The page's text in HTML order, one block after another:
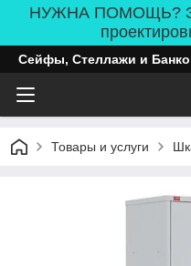
НУЖНА ПОМОЩЬ?
Сейфы, Стеллажи и
Товары и услуги